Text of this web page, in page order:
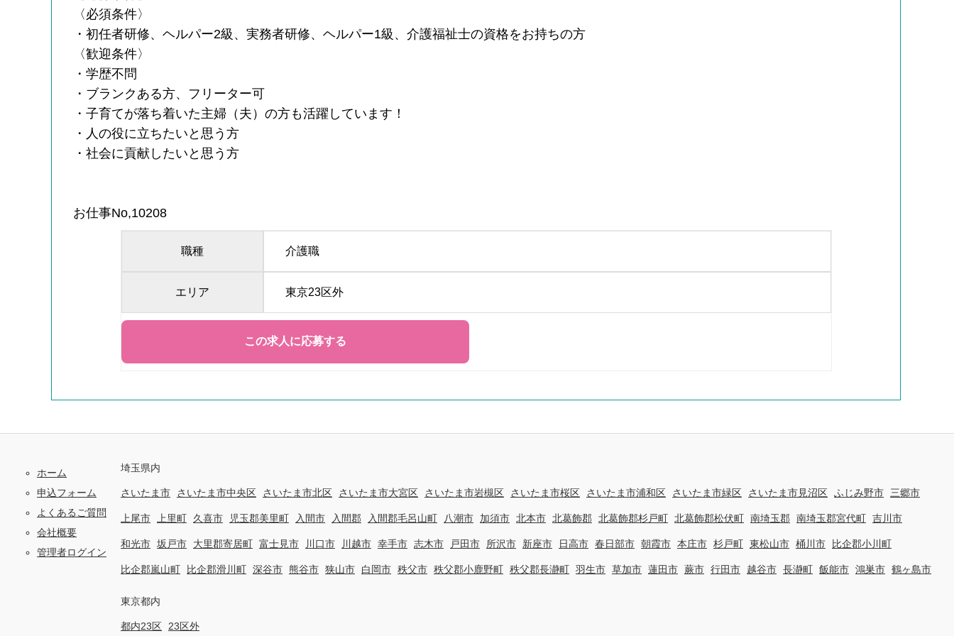
〈必須条件〉
・初任者研修、ヘルパー2級、実務者研修、ヘルパー1級、介護福祉士の資格をお持ちの方
〈歓迎条件〉
・学歴不問
・ブランクある方、フリーター可
・子育てが落ち着いた主婦（夫）の方も活躍しています！
・人の役に立ちたいと思う方
・社会に貢献したいと思う方
お仕事No,10208
職種 介護職
エリア 東京23区外
ホーム
申込フォーム
よくあるご質問
会社概要
管理者ログイン
埼玉県内
さいたま市 さいたま市中央区 さいたま市北区 さいたま市大宮区 さいたま市岩槻区 さいたま市桜区 さいたま市浦和区 さいたま市緑区 さいたま市見沼区 ふじみ野市 三郷市
上尾市 上里町 久喜市 児玉郡美里町 入間市 入間郡 入間郡毛呂山町 八潮市 加須市 北本市 北葛飾郡 北葛飾郡杉戸町 北葛飾郡松伏町 南埼玉郡 南埼玉郡宮代町 吉川市
和光市 坂戸市 大里郡寄居町 富士見市 川口市 川越市 幸手市 志木市 戸田市 所沢市 新座市 日高市 春日部市 朝霞市 本庄市 杉戸町 東松山市 桶川市 比企郡小川町
比企郡嵐山町 比企郡滑川町 深谷市 熊谷市 狭山市 白岡市 秩父市 秩父郡小鹿野町 秩父郡長瀞町 羽生市 草加市 蓮田市 蕨市 行田市 越谷市 長瀞町 飯能市 鴻巣市 鶴ヶ島市
東京都内
都内23区 23区外